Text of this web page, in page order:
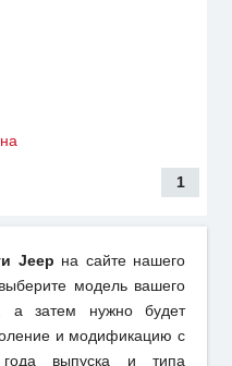
1
Jeep на сайте нашего
модель вашего
а затем нужно будет
и модификацию с
выпуска и типа